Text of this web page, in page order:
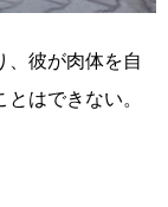
彼が肉体を自
はできない。